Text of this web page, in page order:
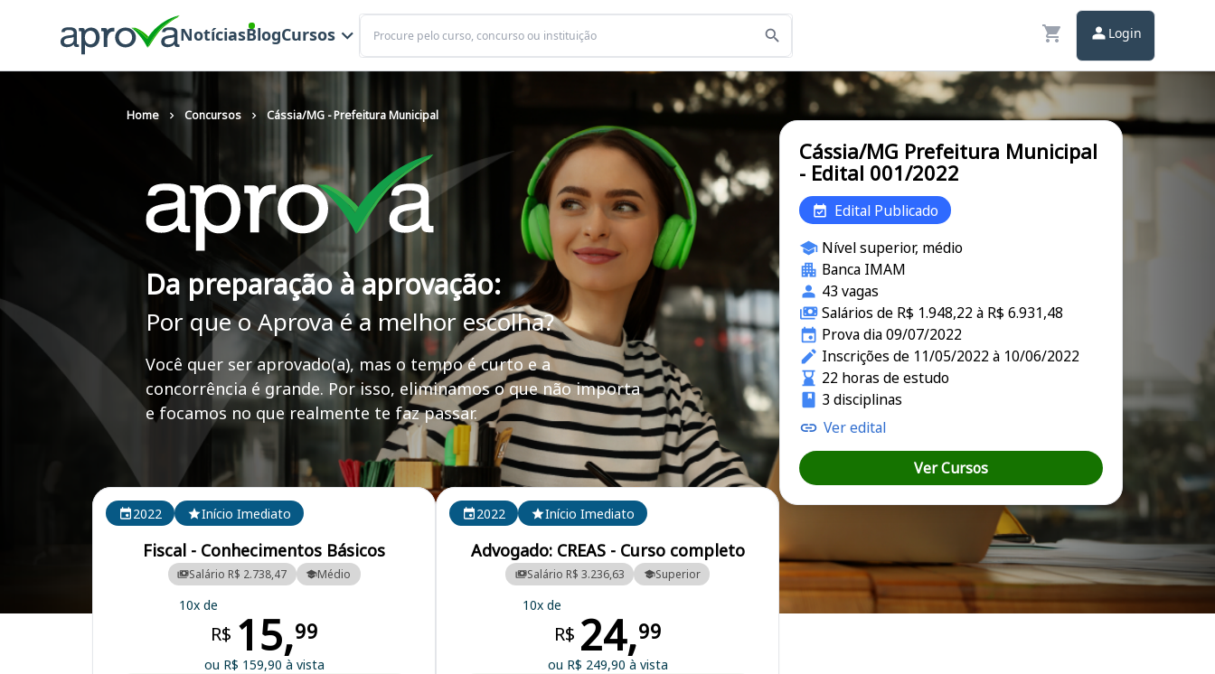
NotíciasBlogCursos
Buscar
Login
Home Concursos Cássia/MG - Prefeitura Municipal
Da preparação à aprovação:
Por que o Aprova é a melhor escolha?
Você quer ser aprovado(a), mas o tempo é curto e a
concorrência é grande. Por isso, eliminamos o que não importa
e focamos no que realmente te faz passar.
Curso Preparatório para o Concurso Cássia/MG - Prefeitura Municipal
Cursos em destaque para passar no concurso
2022
Início Imediato
Fiscal - Conhecimentos Básicos
Salário R$ 2.738,47 Médio
10x de
R$ 15,99
ou R$ 159,90 à vista
2022 Início Imediato
Advogado: CREAS - Curso completo
Salário R$ 3.236,63 Superior
10x de
R$ 24,99
ou R$ 249,90 à vista
Cássia/MG Prefeitura Municipal
- Edital 001/2022
Edital Publicado
Nível superior, médio
Banca IMAM
43 vagas
Salários de R$ 1.948,22 à R$ 6.931,48
Prova dia 09/07/2022
Inscrições de 11/05/2022 à 10/06/2022
22 horas de estudo
3 disciplinas
Ver edital
Ver Cursos